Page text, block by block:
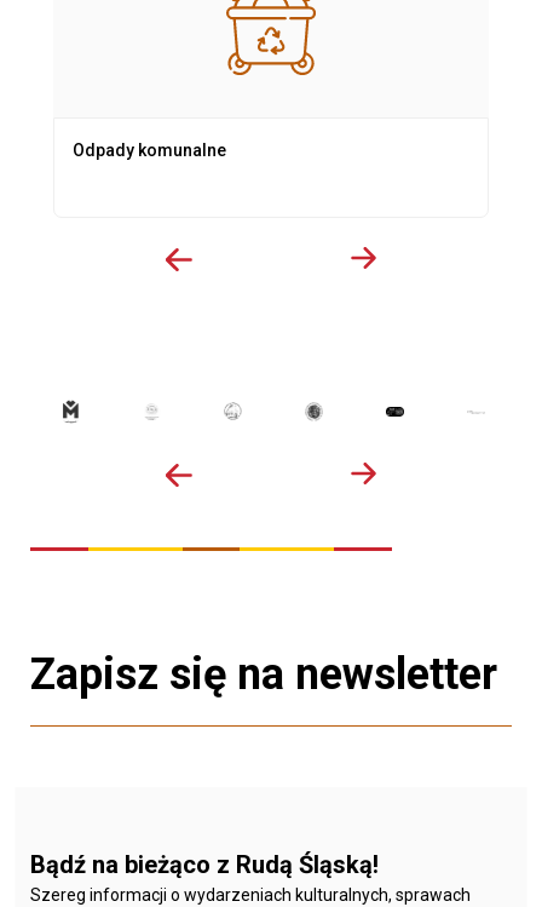
Odpady komunalne
Zapisz się na newsletter
Bądź na bieżąco z Rudą Śląską!
Szereg informacji o wydarzeniach kulturalnych, sprawach